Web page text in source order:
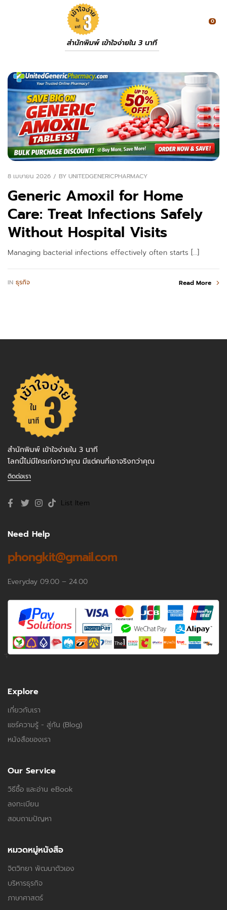
สำนักพิมพ์ เข้าใจง่ายใน 3 นาที
0
8 เมษายน 2026 BY UNITEDGENERICPHARMACY
Generic Amoxil for Home
Care: Treat Infections Safely
Without Hospital Visits
Managing bacterial infections effectively often starts […]
IN ธุรกิจ Read More
สำนักพิมพ์ เข้าใจง่ายใน 3 นาที
โลกนี้ไม่มีใครเก่งกว่าคุณ มีแต่คนที่เอาจริงกว่าคุณ
ติดต่อเรา
List Item
Need Help
phongkit@gmail.com
Everyday 09.00 – 24.00
Explore
เกี่ยวกับเรา
แชร์ความรู้ - สู่กัน (Blog)
หนังสือของเรา
Our Service
วิธีซื้อ และอ่าน eBook
ลงทะเบียน
สอบถามปัญหา
หมวดหมู่หนังสือ
จิตวิทยา พัฒนาตัวเอง
บริหารธุรกิจ
ภาษาศาสตร์